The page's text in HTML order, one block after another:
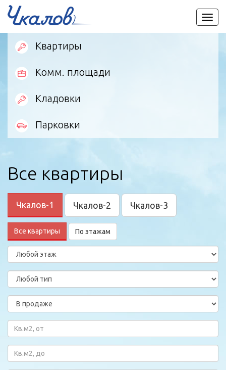
Квартиры
Комм. площади
Кладовки
Парковки
Все квартиры
Чкалов-1 Чкалов-2 Чкалов-3
Все квартиры По этажам